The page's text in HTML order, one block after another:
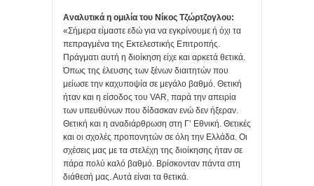
Αναλυτικά η ομιλία του Νίκος Τζώρτζογλου:
«Σήμερα είμαστε εδώ για να εγκρίνουμε ή όχι τα
πεπραγμένα της Εκτελεστικής Επιτροπής.
Πράγματι αυτή η διοίκηση είχε και αρκετά θετικά.
Όπως της έλευσης των ξένων διαιτητών που
μείωσε την καχυποψία σε μεγάλο βαθμό. Θετική
ήταν και η είσοδος του VAR, παρά την απειρία
των υπευθύνων που δίδασκαν ενώ δεν ήξεραν.
Θετική και η αναδιάρθρωση στη Γ’ Εθνική. Θετικές
και οι σχολές προπονητών σε όλη την Ελλάδα. Οι
σχέσεις μας με τα στελέχη της διοίκησης ήταν σε
πάρα πολύ καλό βαθμό. Βρίσκονταν πάντα στη
διάθεσή μας. Αυτά είναι τα θετικά.